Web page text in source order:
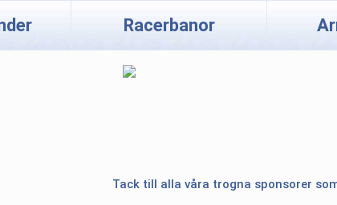
Racerbanor
Tack till alla våra trogna sponsorer